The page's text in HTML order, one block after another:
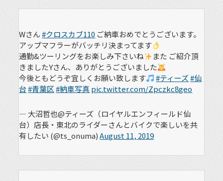
Wさん#クロスカブ110 ご納車おめでとうございます。
アップマフラーがバッチリ決まってます
通勤&ツーリングをお楽しみ下さいね
また ご紹介頂
きましたYさん、ありがとうございました
今後ともどうぞ宜しくお願い致します
#ティーズ#仙
台#青葉区#納車写真pic.twitter.com/Zpczkc8geo
— 大沼哲也@ティーズ（ロイヤルエンフィールド仙
台）店長・東北のライダーさんとバイクで楽しいを共
有したい (@ts_onuma)August 11, 2019